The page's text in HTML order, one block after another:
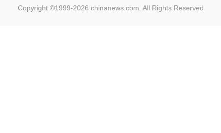
Copyright ©1999-2026 chinanews.com. All Rights Reserved